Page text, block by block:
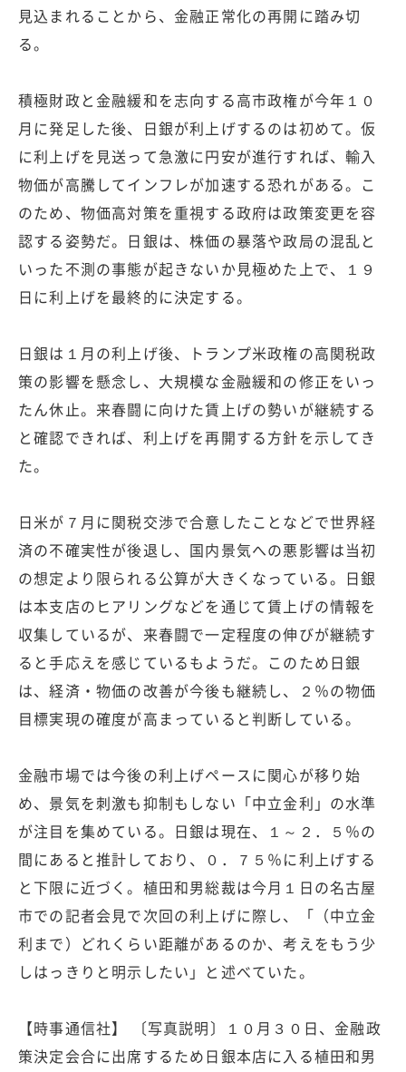
見込まれることから、金融正常化の再開に踏み切
る。
積極財政と金融緩和を志向する高市政権が今年１０
月に発足した後、日銀が利上げするのは初めて。仮
に利上げを見送って急激に円安が進行すれば、輸入
物価が高騰してインフレが加速する恐れがある。こ
のため、物価高対策を重視する政府は政策変更を容
認する姿勢だ。日銀は、株価の暴落や政局の混乱と
いった不測の事態が起きないか見極めた上で、１９
日に利上げを最終的に決定する。
日銀は１月の利上げ後、トランプ米政権の高関税政
策の影響を懸念し、大規模な金融緩和の修正をいっ
たん休止。来春闘に向けた賃上げの勢いが継続する
と確認できれば、利上げを再開する方針を示してき
た。
日米が７月に関税交渉で合意したことなどで世界経
済の不確実性が後退し、国内景気への悪影響は当初
の想定より限られる公算が大きくなっている。日銀
は本支店のヒアリングなどを通じて賃上げの情報を
収集しているが、来春闘で一定程度の伸びが継続す
ると手応えを感じているもようだ。このため日銀
は、経済・物価の改善が今後も継続し、２％の物価
目標実現の確度が高まっていると判断している。
金融市場では今後の利上げペースに関心が移り始
め、景気を刺激も抑制もしない「中立金利」の水準
が注目を集めている。日銀は現在、１～２．５％の
間にあると推計しており、０．７５％に利上げする
と下限に近づく。植田和男総裁は今月１日の名古屋
市での記者会見で次回の利上げに際し、「（中立金
利まで）どれくらい距離があるのか、考えをもう少
しはっきりと明示したい」と述べていた。
【時事通信社】 〔写真説明〕１０月３０日、金融政
策決定会合に出席するため日銀本店に入る植田和男